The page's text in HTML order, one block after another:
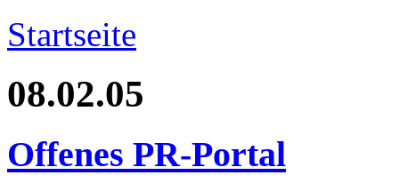
Startseite
08.02.05
Offenes PR-Portal